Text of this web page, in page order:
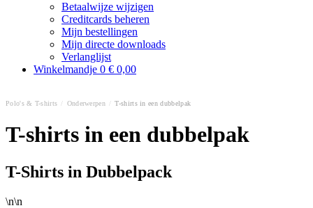
Betaalwijze wijzigen
Creditcards beheren
Mijn bestellingen
Mijn directe downloads
Verlanglijst
Winkelmandje 0 € 0,00
Polo's & T-shirts Onderwerpen T-shirts in een dubbelpak
T-shirts in een dubbelpak
T-Shirts in Dubbelpack
\n\n